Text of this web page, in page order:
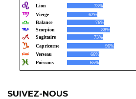
SUIVEZ-NOUS